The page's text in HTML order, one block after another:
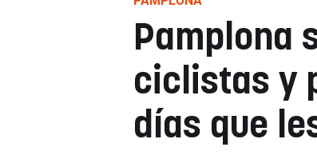
Pamplona
ciclistas y
días que